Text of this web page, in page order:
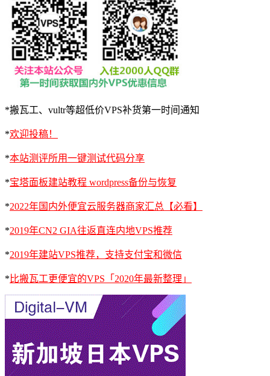
*搬瓦工、vultr等超低价VPS补货第一时间通知
*欢迎投稿！
*本站测评所用一键测试代码分享
*宝塔面板建站教程 wordpress备份与恢复
*2022年国内外便宜云服务器商家汇总【必看】
*2019年CN2 GIA往返直连内地VPS推荐
*2019年建站VPS推荐，支持支付宝和微信
* 比搬瓦工更便宜的VPS「2020年最新整理」